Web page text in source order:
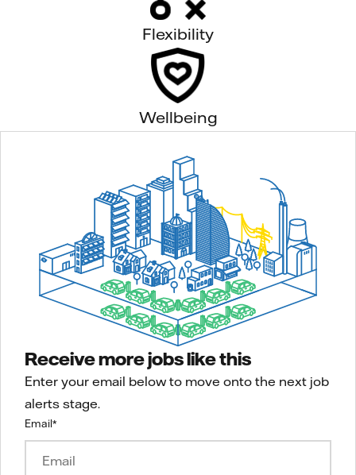
Flexibility
Wellbeing
Receive more jobs like this
Enter your email below to move onto the next job
alerts stage.
Email*